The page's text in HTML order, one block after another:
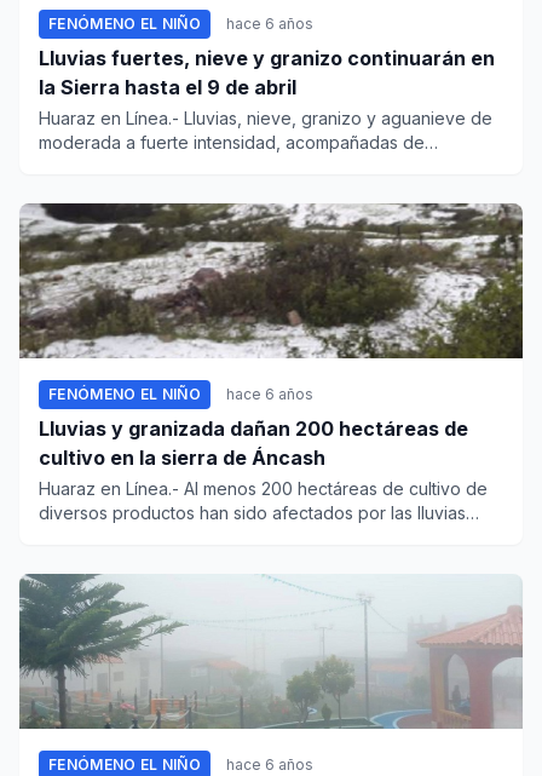
FENÓMENO EL NIÑO hace 6 años
Lluvias fuertes, nieve y granizo continuarán en
la Sierra hasta el 9 de abril
Huaraz en Línea.- Lluvias, nieve, granizo y aguanieve de
moderada a fuerte intensidad, acompañadas de
FENÓMENO EL NIÑO hace 6 años
Lluvias y granizada dañan 200 hectáreas de
cultivo en la sierra de Áncash
Huaraz en Línea.- Al menos 200 hectáreas de cultivo de
diversos productos han sido afectados por las lluvias
FENÓMENO EL NIÑO hace 6 años